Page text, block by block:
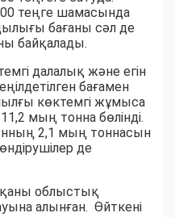
теңге шамасында
бағаны сәл де
байқалады.
далалық және егін
бағамен
көктемгі жұмыса
мың тонна бөлінді.
2,1 мың тоннасын
де
облыстық
алынған. Өйткені